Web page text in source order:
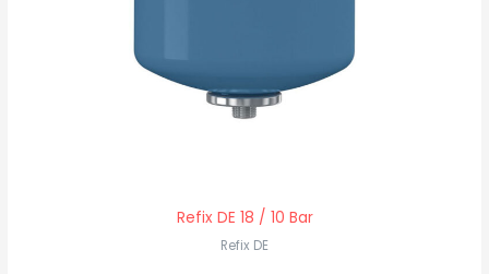
Refix DE 18 / 10 Bar
Refix DE